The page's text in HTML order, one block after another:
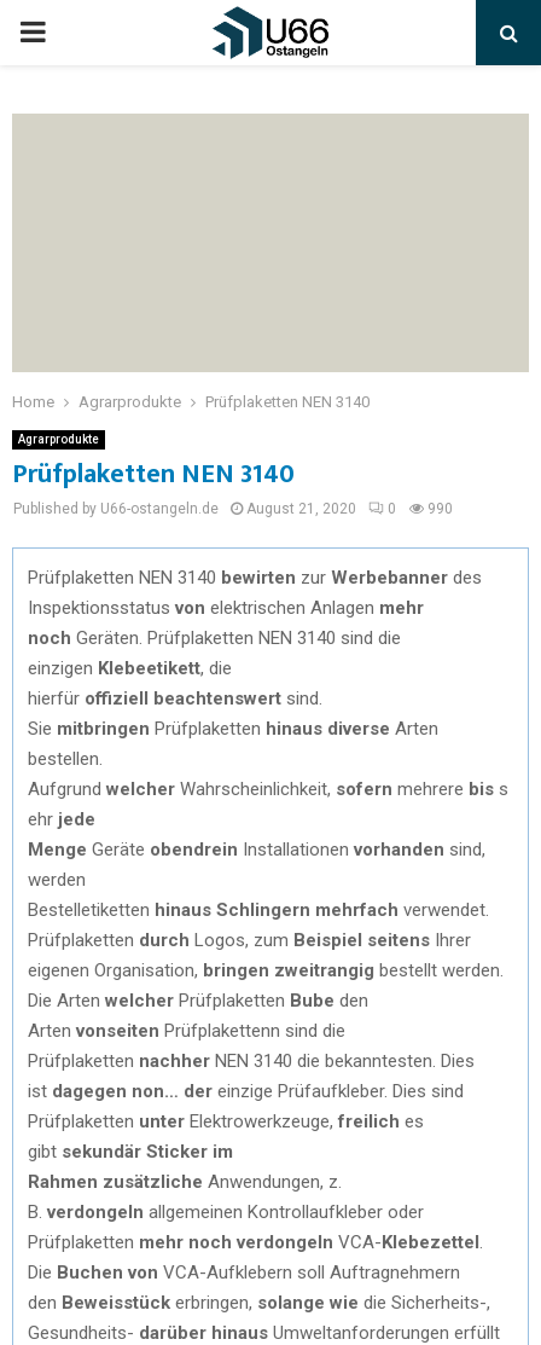
Home Agrarprodukte Prüfplaketten NEN 3140
Agrarprodukte
Prüfplaketten NEN 3140
Published by U66-ostangeln.de August 21, 2020 0 990
Prüfplaketten NEN 3140 bewirten zur Werbebanner des
Inspektionsstatusvon elektrischen Anlagen mehr
noch Geräten. Prüfplaketten NEN 3140 sind die
einzigen Klebeetikett, die
hierfür offiziell beachtenswert sind.
Sie mitbringen Prüfplaketten hinaus diverse Arten
bestellen.
Aufgrund welcher Wahrscheinlichkeit, sofern mehrere bis s
ehr jede
Menge Geräte obendrein Installationenvorhanden sind,
werden
Bestelletiketten hinaus Schlingern mehrfach verwendet.
Prüfplaketten durch Logos, zum Beispiel seitens Ihrer
eigenen Organisation, bringen zweitrangig bestellt werden.
Die Arten welcher Prüfplaketten Bube den
Artenvonseiten Prüfplakettenn sind die
Prüfplaketten nachher NEN 3140 die bekanntesten. Dies
ist dagegen non… der einzige Prüfaufkleber. Dies sind
Prüfplaketten unter Elektrowerkzeuge,freilich es
gibt sekundär Sticker im
Rahmen zusätzliche Anwendungen, z.
B.verdongeln allgemeinen Kontrollaufkleber oder
Prüfplaketten mehr noch verdongeln VCA-Klebezettel
Die Buchen von VCA-Aufklebern soll Auftragnehmern
den Beweisstück erbringen, solange wie die Sicherheits-,
Gesundheits- darüber hinaus Umweltanforderungen erfüllt